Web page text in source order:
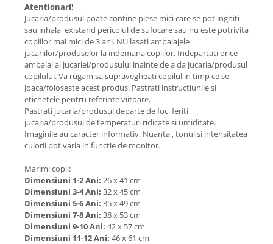
Atentionari!
Jucaria/produsul poate contine piese mici care se pot inghiti
sau inhala existand pericolul de sufocare sau nu este potrivita
copiilor mai mici de 3 ani. NU lasati ambalajele
jucariilor/produselor la indemana copiilor. Indepartati orice
ambalaj al jucariei/produsului inainte de a da jucaria/produsul
copilului. Va rugam sa supravegheati copilul in timp ce se
joaca/foloseste acest produs. Pastrati instructiunile si
etichetele pentru referinte viitoare.
Pastrati jucaria/produsul departe de foc, feriti
jucaria/produsul de temperaturi ridicate si umiditate.
Imaginile au caracter informativ. Nuanta , tonul si intensitatea
culorii pot varia in functie de monitor.
Marimi copii:
Dimensiuni 1-2 Ani: 26 x 41 cm
Dimensiuni 3-4 Ani: 32 x 45 cm
Dimensiuni 5-6 Ani: 35 x 49 cm
Dimensiuni 7-8 Ani: 38 x 53 cm
Dimensiuni 9-10 Ani: 42 x 57 cm
Dimensiuni 11-12 Ani: 46 x 61 cm